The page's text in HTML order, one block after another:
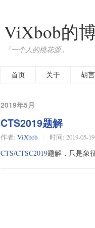
ViXbob的
「一个人的桃花源」
首页
关于 胡
2019年5月
CTS2019题解
作者: ViXbob 时间: 2019-05-19
CTS/CTSC2019题解，只是象